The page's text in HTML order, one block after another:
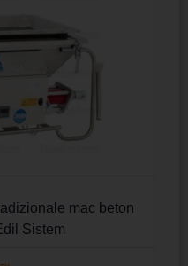
mac beton
Sistem